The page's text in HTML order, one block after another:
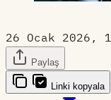
26 Ocak 2026,
Paylaş
Linki kopyala